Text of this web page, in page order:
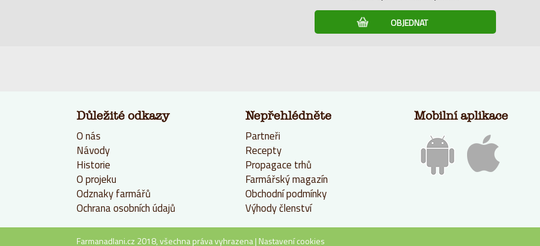
Důležité odkazy
O nás
Návody
Historie
O projeku
Odznaky farmářů
Ochrana osobních údajů
Nepřehlédněte
Partneři
Recepty
Propagace trhů
Farmářský magazín
Obchodní podmínky
Výhody členství
Mobilní aplikace
Farmanadlani.cz 2018, všechna práva vyhrazena | Nastavení cookies